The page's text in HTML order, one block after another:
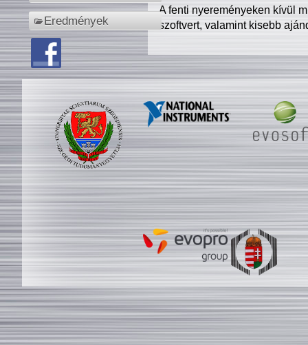
Eredmények
A fenti nyereményeken kívül
szoftvert, valamint kisebb